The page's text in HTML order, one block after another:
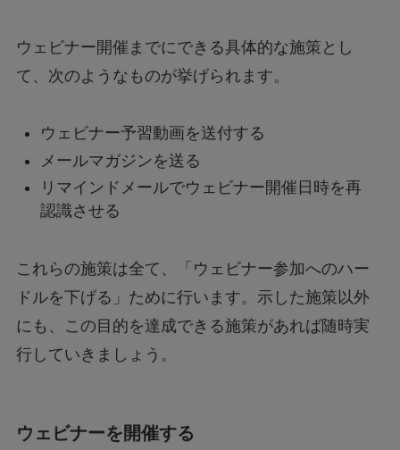
ウェビナー開催までにできる具体的な施策とし
て、次のようなものが挙げられます。
ウェビナー予習動画を送付する
メールマガジンを送る
リマインドメールでウェビナー開催日時を再
認識させる
これらの施策は全て、「ウェビナー参加へのハー
ドルを下げる」ために行います。示した施策以外
にも、この目的を達成できる施策があれば随時実
行していきましょう。
ウェビナーを開催する